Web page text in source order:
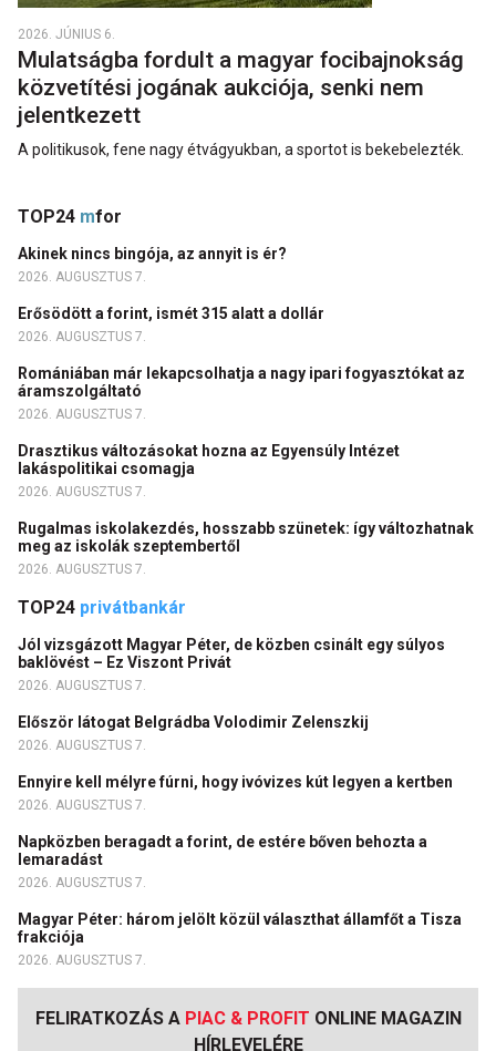
2026. JÚNIUS 6.
Mulatságba fordult a magyar focibajnokság
közvetítési jogának aukciója, senki nem
jelentkezett
A politikusok, fene nagy étvágyukban, a sportot is bekebelezték.
TOP24 mfor
Akinek nincs bingója, az annyit is ér?
2026. AUGUSZTUS 7.
Erősödött a forint, ismét 315 alatt a dollár
2026. AUGUSZTUS 7.
Romániában már lekapcsolhatja a nagy ipari fogyasztókat az
áramszolgáltató
2026. AUGUSZTUS 7.
Drasztikus változásokat hozna az Egyensúly Intézet
lakáspolitikai csomagja
2026. AUGUSZTUS 7.
Rugalmas iskolakezdés, hosszabb szünetek: így változhatnak
meg az iskolák szeptembertől
2026. AUGUSZTUS 7.
TOP24 privátbankár
Jól vizsgázott Magyar Péter, de közben csinált egy súlyos
baklövést – Ez Viszont Privát
2026. AUGUSZTUS 7.
Először látogat Belgrádba Volodimir Zelenszkij
2026. AUGUSZTUS 7.
Ennyire kell mélyre fúrni, hogy ivóvizes kút legyen a kertben
2026. AUGUSZTUS 7.
Napközben beragadt a forint, de estére bőven behozta a
lemaradást
2026. AUGUSZTUS 7.
Magyar Péter: három jelölt közül választhat államfőt a Tisza
frakciója
2026. AUGUSZTUS 7.
FELIRATKOZÁS A PIAC & PROFIT ONLINE MAGAZIN
HÍRLEVELÉRE